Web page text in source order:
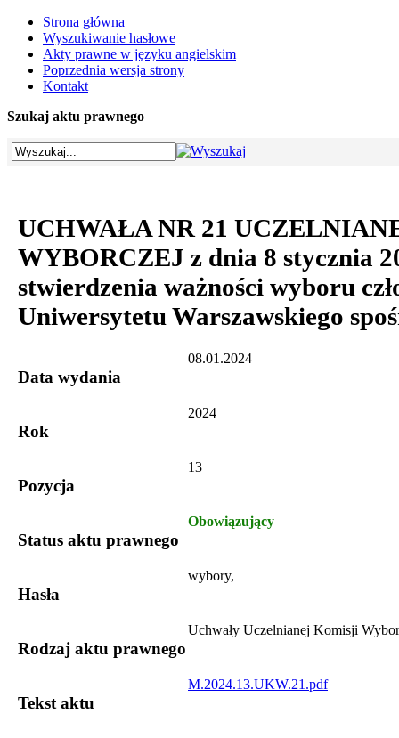
Strona główna
Wyszukiwanie hasłowe
Akty prawne w języku angielskim
Poprzednia wersja strony
Kontakt
Szukaj aktu prawnego
UCHWAŁA NR 21
WYBORCZEJ z dnia 8 stycznia
stwierdzenia ważności wyboru
Uniwersytetu Warszawskiego
Data wydania
08.01.2024
Rok
2024
Pozycja
13
Status aktu prawnego
Obowiązujący
Hasła
wybory,
Rodzaj aktu prawnego
Uchwały Uczelnianej Komisji
Tekst aktu
M.2024.13.UKW.21.pdf